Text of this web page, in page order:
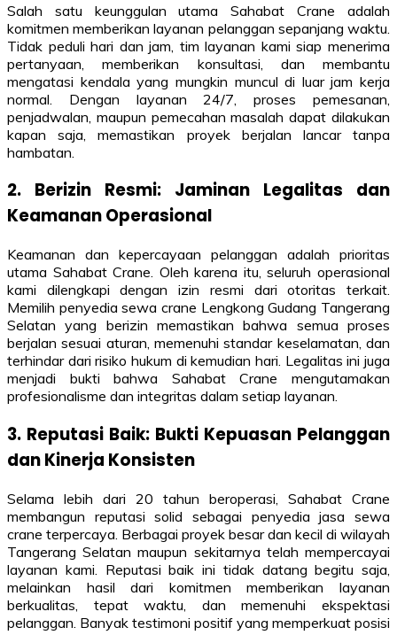
Salah satu keunggulan utama Sahabat Crane adalah
komitmen memberikan layanan pelanggan sepanjang waktu.
Tidak peduli hari dan jam, tim layanan kami siap menerima
pertanyaan, memberikan konsultasi, dan membantu
mengatasi kendala yang mungkin muncul di luar jam kerja
normal. Dengan layanan 24/7, proses pemesanan,
penjadwalan, maupun pemecahan masalah dapat dilakukan
kapan saja, memastikan proyek berjalan lancar tanpa
hambatan.
2. Berizin Resmi: Jaminan Legalitas dan
Keamanan Operasional
Keamanan dan kepercayaan pelanggan adalah prioritas
utama Sahabat Crane. Oleh karena itu, seluruh operasional
kami dilengkapi dengan izin resmi dari otoritas terkait.
Memilih penyedia sewa crane Lengkong Gudang Tangerang
Selatan yang berizin memastikan bahwa semua proses
berjalan sesuai aturan, memenuhi standar keselamatan, dan
terhindar dari risiko hukum di kemudian hari. Legalitas ini juga
menjadi bukti bahwa Sahabat Crane mengutamakan
profesionalisme dan integritas dalam setiap layanan.
3. Reputasi Baik: Bukti Kepuasan Pelanggan
dan Kinerja Konsisten
Selama lebih dari 20 tahun beroperasi, Sahabat Crane
membangun reputasi solid sebagai penyedia jasa sewa
crane terpercaya. Berbagai proyek besar dan kecil di wilayah
Tangerang Selatan maupun sekitarnya telah mempercayai
layanan kami. Reputasi baik ini tidak datang begitu saja,
melainkan hasil dari komitmen memberikan layanan
berkualitas, tepat waktu, dan memenuhi ekspektasi
pelanggan. Banyak testimoni positif yang memperkuat posisi